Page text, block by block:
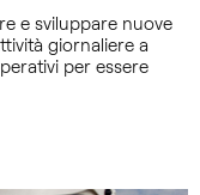
e sviluppare nuove
giornaliere a
per essere